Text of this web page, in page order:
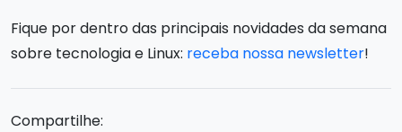
Fique por dentro das principais novidades da semana
sobre tecnologia e Linux: receba nossa newsletter!
Compartilhe: